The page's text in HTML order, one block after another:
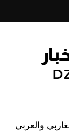
والعربي